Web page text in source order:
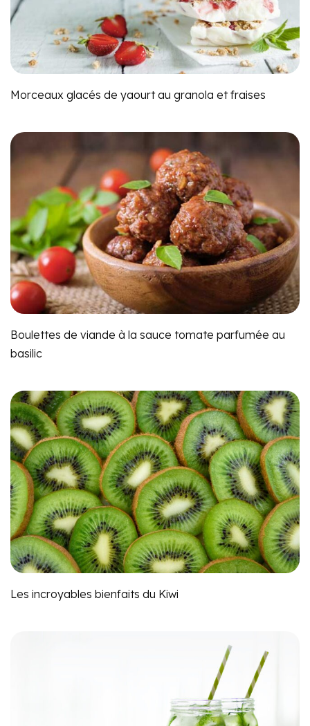
Morceaux glacés de yaourt au granola et fraises
Boulettes de viande à la sauce tomate parfumée au
basilic
Les incroyables bienfaits du Kiwi